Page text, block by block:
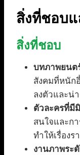
สิ่งที่ชอบ
สิ่งที่ชอบ
บทภาพยนต
สังคมที่หนัก
ลงตัวและน่
ตัวละครที่มี
สนใจและก
ทำให้เรื่อง
งานภาพระ